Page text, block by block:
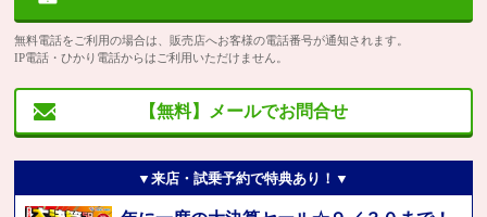
無料電話をご利用の場合は、販売店へお客様の電話番号が通知されます。
IP電話・ひかり電話からはご利用いただけません。
【無料】メールでお問合せ
▼来店・試乗予約で特典あり！▼